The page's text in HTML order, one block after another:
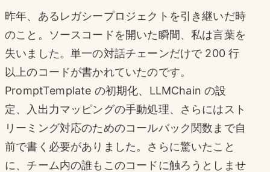
昨年、あるレガシープロジェクトを引き継いだ時
のこと。ソースコードを開いた瞬間、私は言葉を
失いました。単一の対話チェーンだけで 200 行
以上のコードが書かれていたのです。
PromptTemplate の初期化、LLMChain の設
定、入出力マッピングの手動処理、さらにはスト
リーミング対応のためのコールバック関数まで自
前で書く必要がありました。さらに驚いたこと
に、チーム内の誰もこのコードに触ろうとしませ